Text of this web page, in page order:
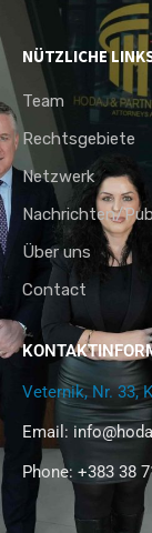
NÜTZLICHE
Team
Rechtsgebiete
Netzwerk
Nachrichten/
Über uns
Contact
Veternik, Nr. 33,
Email:
Phone: +383 38